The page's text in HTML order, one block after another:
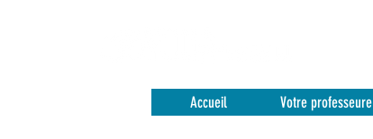
Accueil Votre professeure